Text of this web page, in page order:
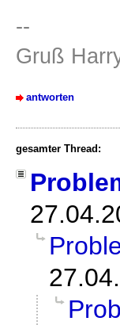
--
Gruß
antworten
gesamter Thread: